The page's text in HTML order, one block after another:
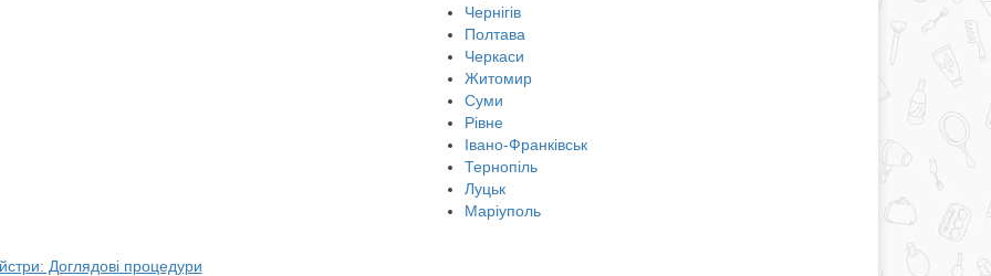
Чернігів
Полтава
Черкаси
Житомир
Суми
Рівне
Івано-Франківськ
Тернопіль
Луцьк
Маріуполь
Доглядові процедури